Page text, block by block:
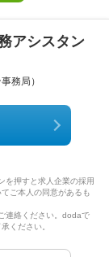
アシスタン
務局）
を押すと求人企業の採用
ご本人の同意があるも
連絡ください。dodaで
ください。